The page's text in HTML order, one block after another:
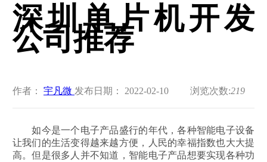
深圳单片机开发
公司推荐
作者： 宇凡微 发布日期： 2022-02-10 浏览次数:219
如今是一个电子产品盛行的年代，各种智能电子设备
让我们的生活变得越来越方便，人民的幸福指数也大大提
高。但是很多人并不知道，智能电子产品想要实现各种功